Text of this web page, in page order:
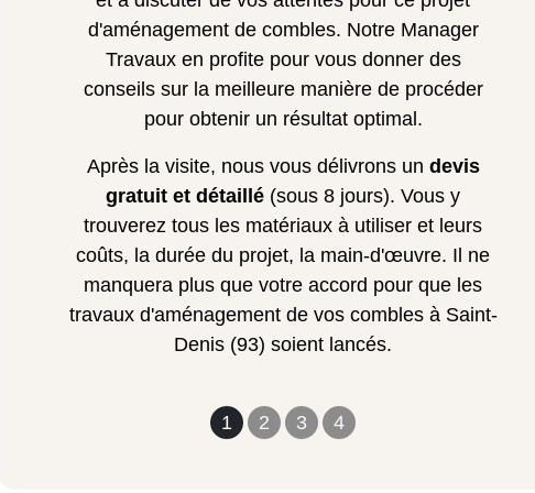
1 2 3 4
d'aménagement de combles. Notre Manager
Travaux en profite pour vous donner des
conseils sur la meilleure manière de procéder
pour obtenir un résultat optimal.
Après la visite, nous vous délivrons un devis
gratuit et détaillé (sous 8 jours). Vous y
trouverez tous les matériaux à utiliser et leurs
coûts, la durée du projet, la main-d'œuvre. Il ne
manquera plus que votre accord pour que les
travaux d'aménagement de vos combles à Saint-
Denis (93) soient lancés.